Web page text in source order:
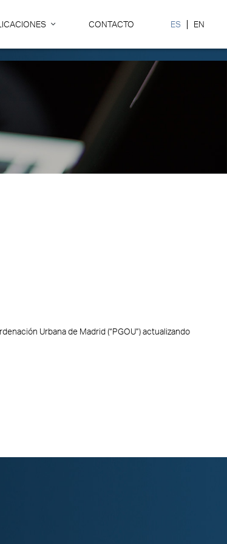
CONTACTO ES EN
Urbana de Madrid (“PGOU”) actualizando